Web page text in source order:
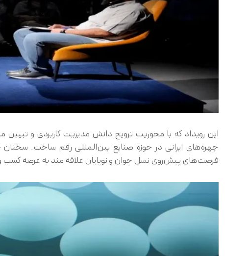
این رویداد که با محوریت ترویج دانش مدیریت کاربردی و تبیین
چهره‌های ایرانی در حوزه صنایع بین‌المللی رقم ساخت.
فرصت‌های پیش‌روی نسل جوان و نوپایان علاقه مند به عرصه کسب و